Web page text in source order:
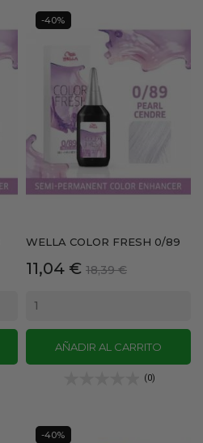
WELLA COLOR FRESH 0/89
Precio
11,04 € Precio
18,39 €
AÑADIR AL CARRITO
(0)
-40%
-40%